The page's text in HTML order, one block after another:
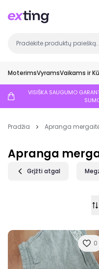
MoterimsVyramsVaikams ir
VISIŠKA SAUGUMO
Pradžia Apranga
Apranga
Grįžti atgal
0